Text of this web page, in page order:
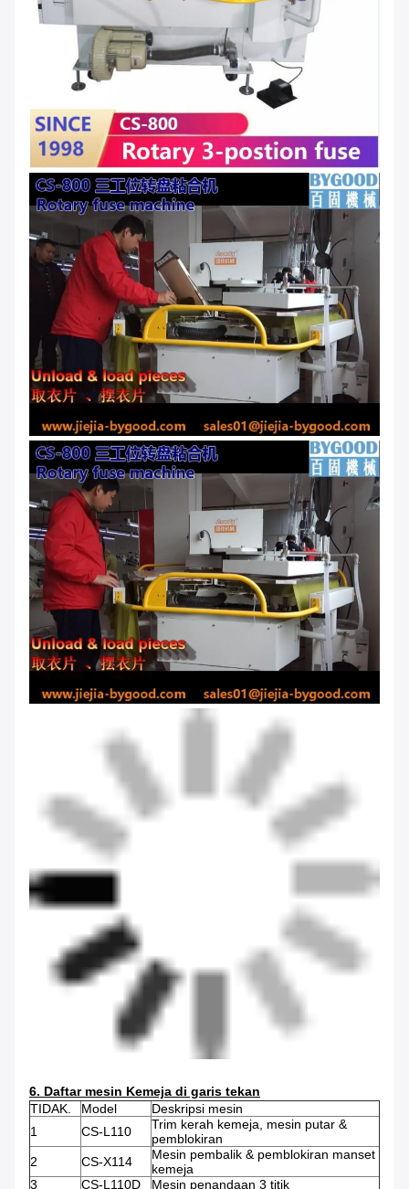
6. Daftar mesin Kemeja di garis tekan
TIDAK.
Model
Deskripsi mesin
1
CS-L110
Trim kerah kemeja, mesin putar &
pemblokiran
2
CS-X114
Mesin pembalik & pemblokiran manset
kemeja
3
CS-L110D
Mesin penandaan 3 titik